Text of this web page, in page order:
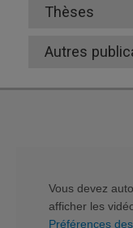
Thèses
Autres
Vous devez
afficher les
Préférences